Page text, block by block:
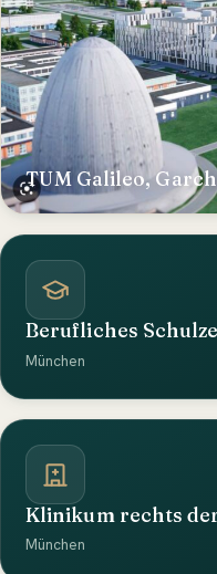
TUM Galileo,
Berufliches
München
Klinikum rechts
München